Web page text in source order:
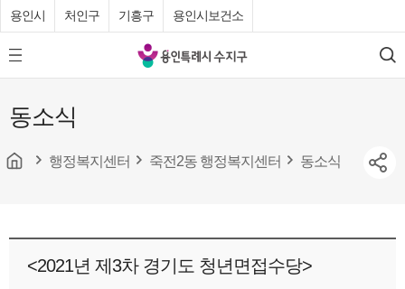
용인시 처인구 기흥구 용인시보건소
모
바
메
뉴
튼
용
인
수
청
검
색
동소식
행정복지센터 죽전2동 행정복지센터 동소식
<2021년 제3차 경기도 청년면접수당>